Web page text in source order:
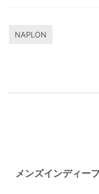
NAPLON
稿
メンズインディー